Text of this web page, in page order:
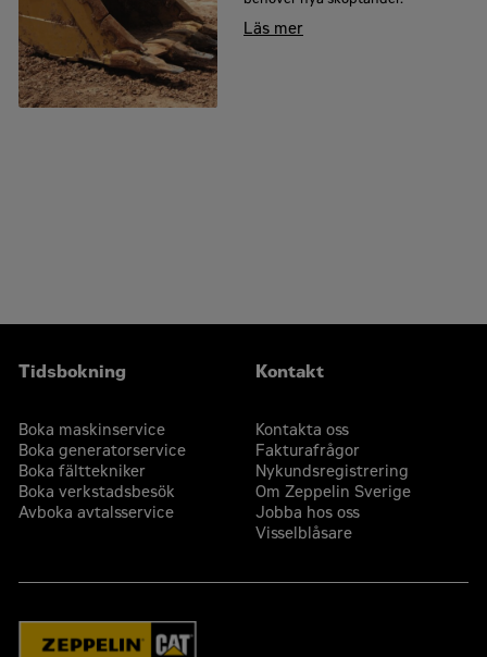
Läs mer
Tidsbokning
Boka maskinservice
Boka generatorservice
Boka fälttekniker
Boka verkstadsbesök
Avboka avtalsservice
Kontakt
Kontakta oss
Fakturafrågor
Nykundsregistrering
Om Zeppelin Sverige
Jobba hos oss
Visselblåsare